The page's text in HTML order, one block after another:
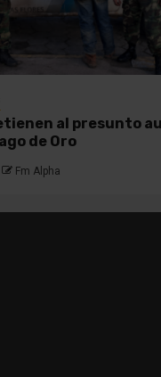
al presunto
de Oro
Fm Alpha